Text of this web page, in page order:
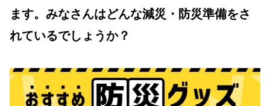
ます。みなさんはどんな減災・防災準備をさ
れているでしょうか？